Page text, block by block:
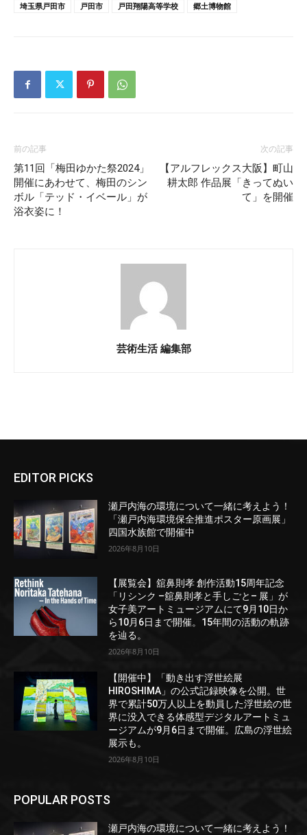
埼玉県戸田市
戸田市 戸田翔陽高等学校 郷土博物館
前の記事
第11回「梅田ゆかた祭2024」
開催にあわせて、梅田のシン
ボル「テッド・イベール」が
浴衣姿に！
次の記事
【アルフレックス大阪】町山
耕太郎 作品展「きってぬい
て」を開催
芸術生活 編集部
EDITOR PICKS
瀬戸内海の環境について一緒に考えよう！
「瀬戸内海環境保全推進ポスター原画展」
四国水族館で開催中
2026年8月10日
【展覧会】舘鼻則孝 創作活動15周年記念
「リシンク –舘鼻則孝と手しごと– 展」が
女子美アートミュージアムにて9月10日か
ら10月6日まで開催。15年間の活動の軌跡
を辿る。
2026年8月10日
【開催中】「動き出す浮世絵展
HIROSHIMA」の公式記録映像を公開。世
界で累計50万人以上を動員した浮世絵の世
界に没入できる体感型デジタルアートミュ
ージアムが9月6日まで開催。広島の浮世絵
展示も。
2026年8月10日
POPULAR POSTS
瀬戸内海の環境について一緒に考えよう！